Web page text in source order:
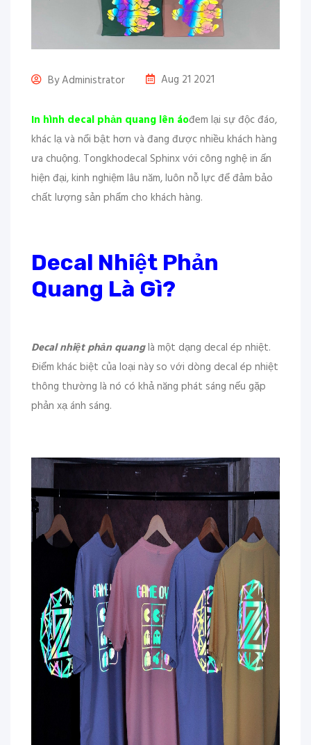
By Administrator Aug 21 2021
In hình decal phản quang lên áođem lại sự độc đáo,
khác lạ và nổi bật hơn và đang được nhiều khách hàng
ưa chuộng. Tongkhodecal Sphinx với công nghệ in ấn
hiện đại, kinh nghiệm lâu năm, luôn nỗ lực để đảm bảo
chất lượng sản phẩm cho khách hàng.
Decal Nhiệt Phản
Quang Là Gì?
Decal nhiệt phản quanglà một dạng decal ép nhiệt.
Điểm khác biệt của loại này so với dòng decal ép nhiệt
thông thường là nó có khả năng phát sáng nếu gặp
phản xạ ánh sáng.